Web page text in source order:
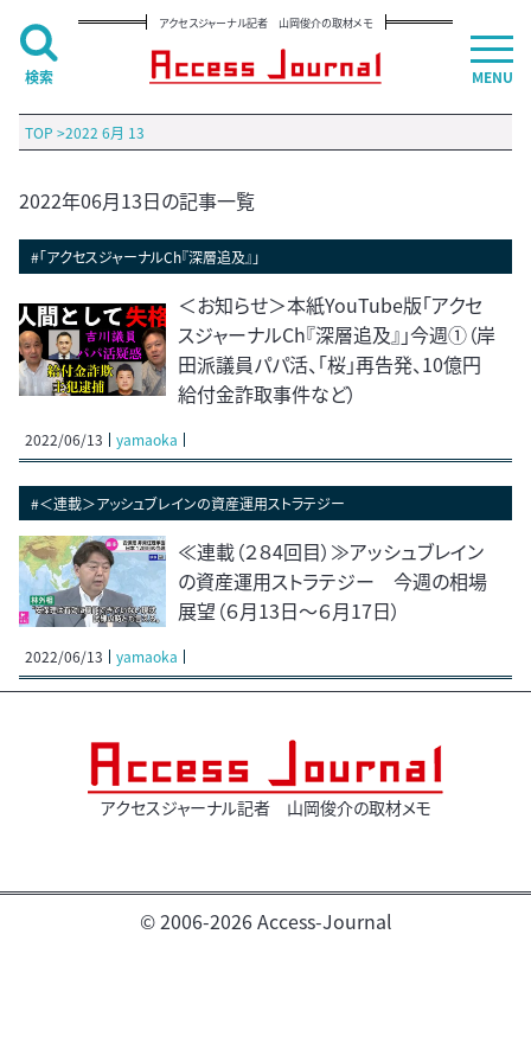
アクセスジャーナル記者 山岡俊介の取材メモ
TOP >2022 6月 13
2022年06月13日の記事一覧
#「アクセスジャーナルCh『深層追及』」
＜お知らせ＞本紙YouTube版「アクセ
スジャーナルCh『深層追及』」今週①（岸
田派議員パパ活、「桜」再告発、10億円
給付金詐取事件など）
2022/06/13 yamaoka
#＜連載＞アッシュブレインの資産運用ストラテジー
≪連載（２８4回目）≫アッシュブレイン
の資産運用ストラテジー 今週の相場
展望（６月13日～６月17日）
2022/06/13 yamaoka
アクセスジャーナル記者 山岡俊介の取材メモ
© 2006-2026 Access-Journal
MENU
検索